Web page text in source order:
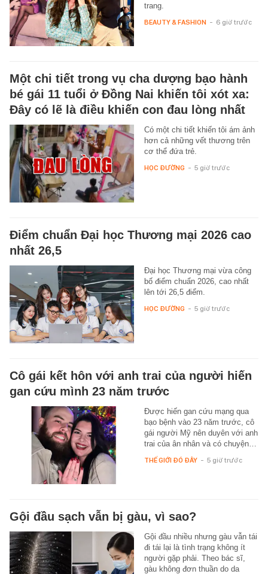
trang.
BEAUTY & FASHION - 6 giờ trước
Một chi tiết trong vụ cha dượng bạo hành
bé gái 11 tuổi ở Đồng Nai khiến tôi xót xa:
Đây có lẽ là điều khiến con đau lòng nhất
Có một chi tiết khiến tôi ám ảnh
hơn cả những vết thương trên
cơ thể đứa trẻ.
HỌC ĐƯỜNG - 5 giờ trước
Điểm chuẩn Đại học Thương mại 2026 cao
nhất 26,5
Đại học Thương mại vừa công
bố điểm chuẩn 2026, cao nhất
lên tới 26,5 điểm.
HỌC ĐƯỜNG - 5 giờ trước
Cô gái kết hôn với anh trai của người hiến
gan cứu mình 23 năm trước
Được hiến gan cứu mạng qua
bạo bệnh vào 23 năm trước, cô
gái người Mỹ nên duyên với anh
trai của ân nhân và có chuyện…
THẾ GIỚI ĐÓ ĐÂY - 5 giờ trước
Gội đầu sạch vẫn bị gàu, vì sao?
Gội đầu nhiều nhưng gàu vẫn tái
đi tái lại là tình trạng không ít
người gặp phải. Theo bác sĩ,
gàu không đơn thuần do da